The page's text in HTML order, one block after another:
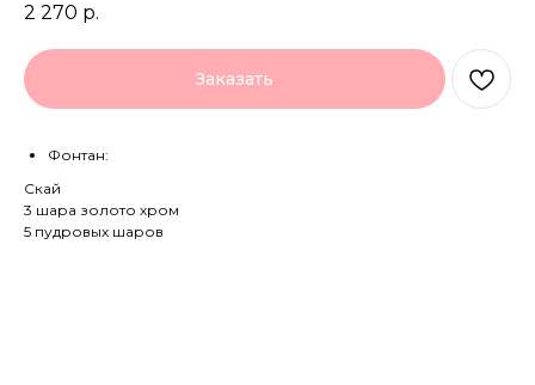
2 270 р.
Заказать
Фонтан:
Скай
3 шара золото хром
5 пудровых шаров